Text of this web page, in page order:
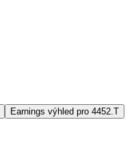
Earnings výhled pro 4452.T